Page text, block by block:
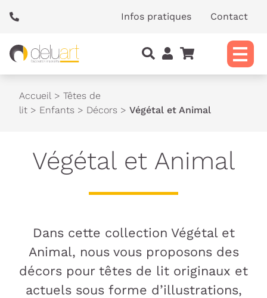
Infos pratiques Contact
Accueil > Têtes de
lit > Enfants > Décors > Végétal et Animal
Végétal et Animal
Dans cette collection Végétal et
Animal, nous vous proposons des
décors pour têtes de lit originaux et
actuels sous forme d’illustrations,